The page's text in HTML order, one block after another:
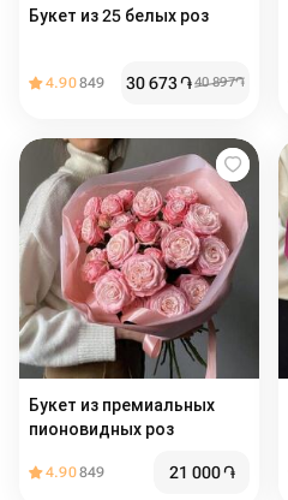
Букет из 25 белых роз
4.90849 30 673֏40 897֏
Букет из премиальных
пионовидных роз
4.90849 21 000֏